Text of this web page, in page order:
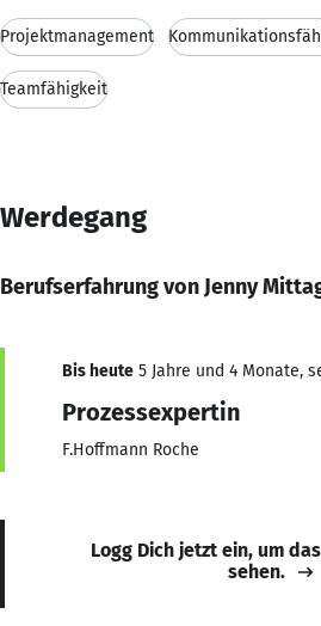
Projektmanagement
Teamfähigkeit
Werdegang
Berufserfahrung von Jenny
Bis heute 5 Jahre und 4 Monate,
Prozessexpertin
F.Hoffmann Roche
Logg Dich jetzt ein, um
sehen.